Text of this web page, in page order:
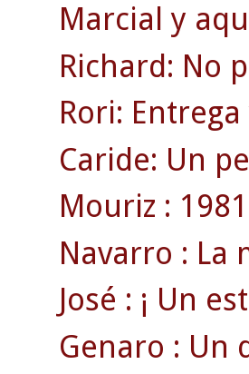
Marcial y
Richard: No
Rori:
Caride: Un
Mouriz :
Navarro : La
José : ¡ Un
Genaro : Un